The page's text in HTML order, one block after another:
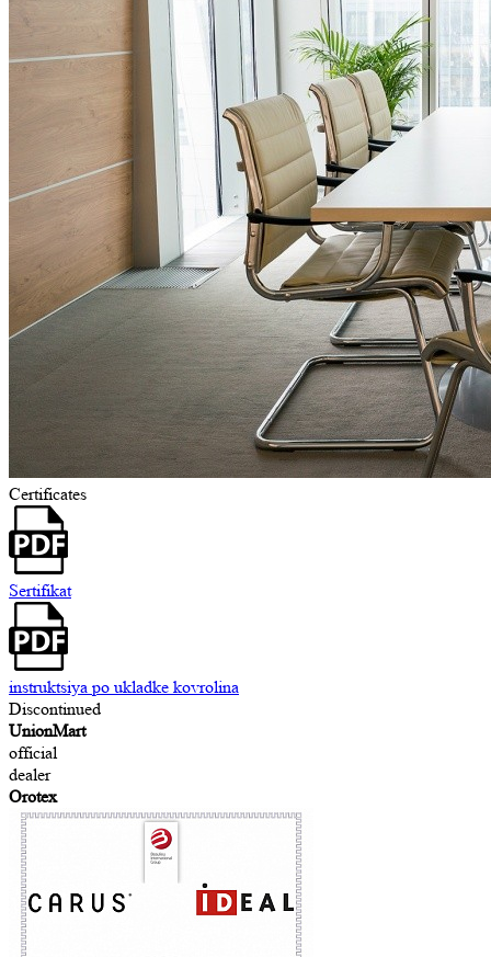
Certificates
Sertifikat
instruktsiya po ukladke kovrolina
Discontinued
UnionMart
official
dealer
Orotex